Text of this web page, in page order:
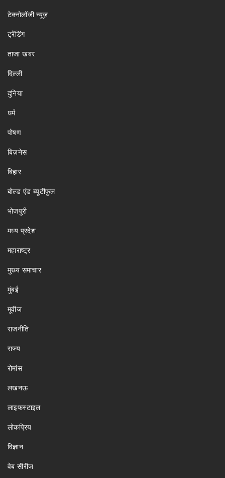
टेक्नोलॉजी न्यूज़
ट्रेंडिंग
ताजा खबर
दिल्ली
दुनिया
धर्म
पोषण
बिज़नेस
बिहार
बोल्ड एंड ब्यूटीफुल
भोजपुरी
मध्य प्रदेश
महाराष्ट्र
मुख्य समाचार
मुंबई
मूवीज
राजनीति
राज्य
रोमांस
लखनऊ
लाइफस्टाइल
लोकप्रिय
विज्ञान
वेब सीरीज